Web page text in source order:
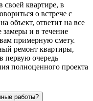
своей квартире, в
о встрече с
объект, ответит на все
и в течение
примерную смету.
ремонт квартиры,
первую очередь
полноценного проекта
работы?